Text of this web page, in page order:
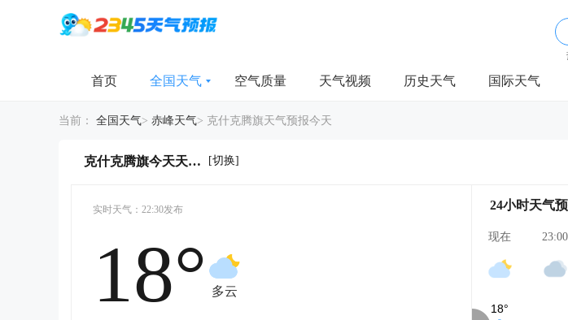
首页 全国天气 空气质量 天气视频 历史天气 国际天气
当前： 全国天气> 赤峰天气> 克什克腾旗天气预报今天
克什克腾旗今天天气详情 [切换]
实时天气：22:30发布
18° 多云
24小时天气
现在 23:00